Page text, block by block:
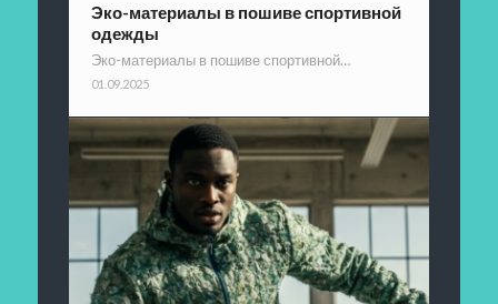
Эко-материалы в пошиве спортивной
одежды
Эко-материалы в пошиве спортивной…
01.09.2025